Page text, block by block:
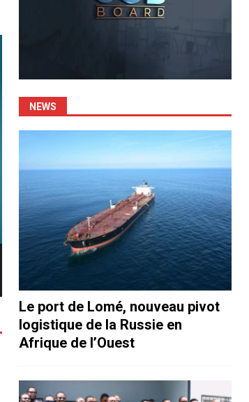
NEWS
Le port de Lomé, nouveau pivot
logistique de la Russie en
Afrique de l’Ouest